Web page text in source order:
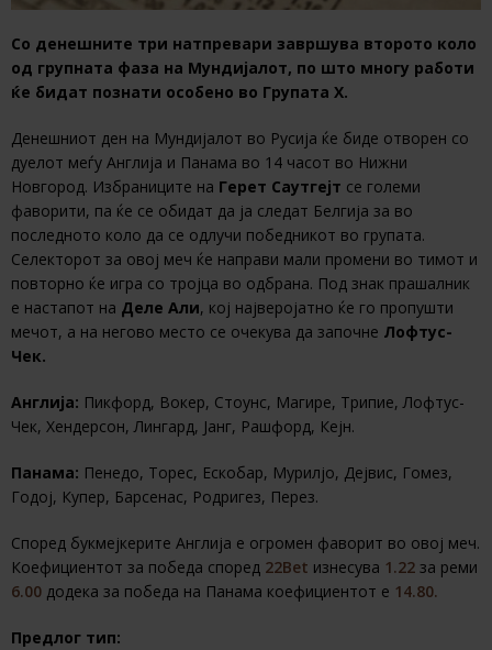
Со денешните три натпревари завршува второто коло
од групната фаза на Мундијалот, по што многу работи
ќе бидат познати особено во Групата Х.
Денешниот ден на Мундијалот во Русија ќе биде отворен со
дуелот меѓу Англија и Панама во 14 часот во Нижни
Новгород. Избраниците на Герет Саутгејт се големи
фаворити, па ќе се обидат да ја следат Белгија за во
последното коло да се одлучи победникот во групата.
Селекторот за овој меч ќе направи мали промени во тимот и
повторно ќе игра со тројца во одбрана. Под знак прашалник
е настапот на Деле Али, кој најверојатно ќе го пропушти
мечот, а на негово место се очекува да започне Лофтус-
Чек.
Англија: Пикфорд, Вокер, Стоунс, Магире, Трипие, Лофтус-
Чек, Хендерсон, Лингард, Јанг, Рашфорд, Кејн.
Панама: Пенедо, Торес, Ескобар, Мурилјо, Дејвис, Гомез,
Годој, Купер, Барсенас, Родригез, Перез.
Според букмејкерите Англија е огромен фаворит во овој меч.
Коефициентот за победа според 22Bet изнесува 1.22 за реми
6.00 додека за победа на Панама коефициентот е 14.80.
Предлог тип: